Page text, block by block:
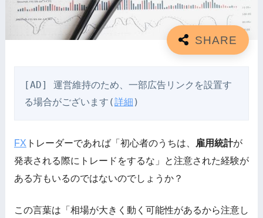
[AD] 運営維持のため、一部広告リンクを設置す
る場合がございます(詳細 )
FX トレーダーであれば「初心者のうちは、 雇用統計が
発表される際にトレードをするな」と注意された経験が
ある方もいるのではないのでしょうか？
この言葉は「相場が大きく動く可能性があるから注意し